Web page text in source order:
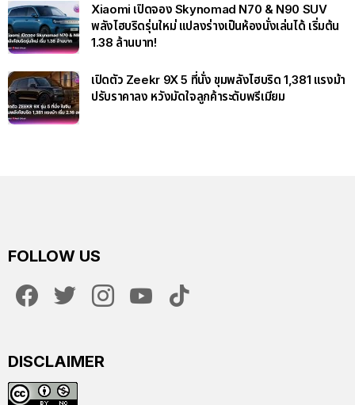
Xiaomi เปิดจอง Skynomad N70 & N90 SUV
พลังไฮบริดรุ่นใหม่ แปลงร่างเป็นห้องนั่งเล่นได้ เริ่มต้น
1.38 ล้านบาท!
เปิดตัว Zeekr 9X 5 ที่นั่ง ขุมพลังไฮบริด 1,381 แรงม้า
ปรับราคาลง หวังมัดใจลูกค้าระดับพรีเมียม
FOLLOW US
DISCLAIMER